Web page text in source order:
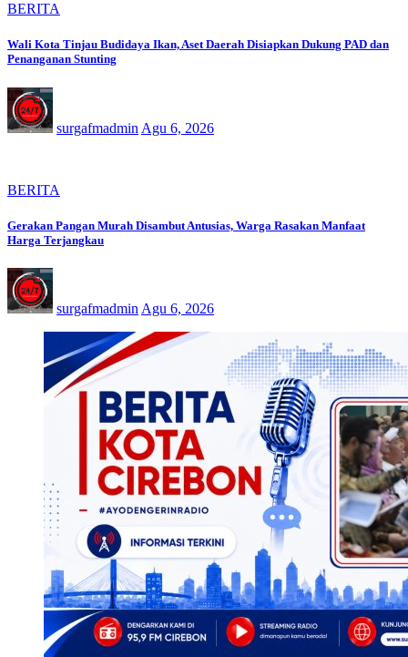
BERITA
Wali Kota Tinjau Budidaya Ikan, Aset Daerah Disiapkan Dukung PAD dan
Penanganan Stunting
surgafmadmin Agu 6, 2026
BERITA
Gerakan Pangan Murah Disambut Antusias, Warga Rasakan Manfaat
Harga Terjangkau
surgafmadmin Agu 6, 2026